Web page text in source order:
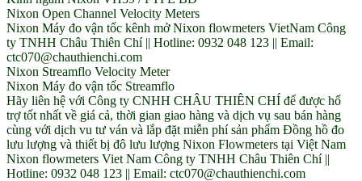
Nixon Open Channel Velocity Meters
Nixon Máy đo vận tốc kênh mở Nixon flowmeters VietNam Công
ty TNHH Châu Thiên Chí || Hotline: 0932 048 123 || Email:
ctc070@chauthienchi.com
Nixon Streamflo Velocity Meter
Nixon Máy đo vận tốc Streamflo
Hãy liên hệ với Công ty CNHH CHÂU THIÊN CHÍ để được hổ
trợ tốt nhất về giá cả, thời gian giao hàng và dịch vụ sau bán hàng
cùng với dịch vu tư ván và lắp đặt miễn phí sản phẩm Đồng hồ đo
lưu lượng và thiết bị đô lưu lượng Nixon Flowmeters tại Việt Nam
Nixon flowmeters Viet Nam Công ty TNHH Châu Thiên Chí ||
Hotline: 0932 048 123 || Email: ctc070@chauthienchi.com